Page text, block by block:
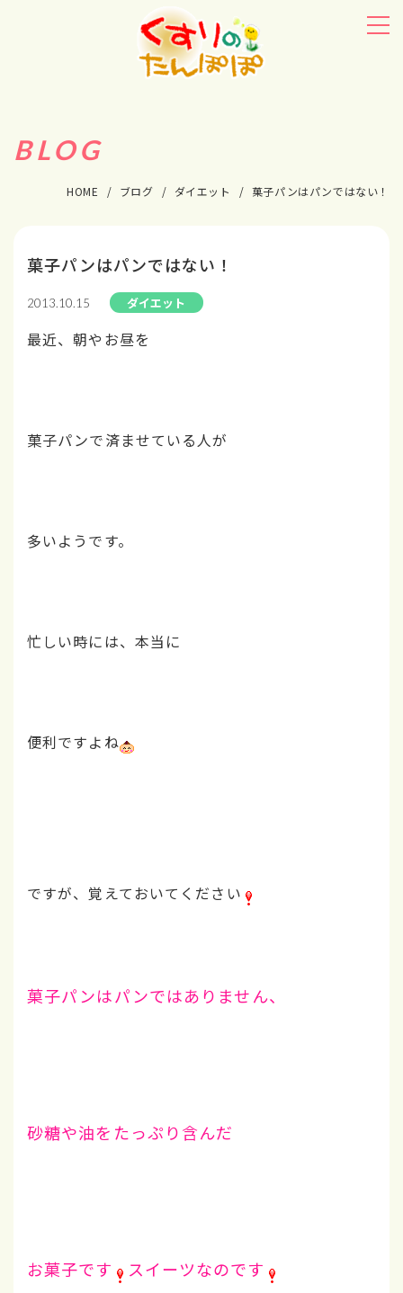
BLOG
HOME ブログ ダイエット 菓子パンはパンではない！
菓子パンはパンではない！
2013.10.15 ダイエット
最近、朝やお昼を
菓子パンで済ませている人が
多いようです。
忙しい時には、本当に
便利ですよね
ですが、覚えておいてください
菓子パンはパンではありません、
砂糖や油をたっぷり含んだ
お菓子です スイーツなのです